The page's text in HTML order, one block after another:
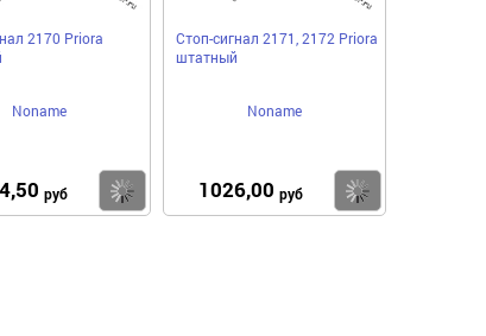
2170 Priora
Noname
руб Купить
Стоп-сигнал 2171, 2172 Priora
штатный
Noname
1026,00 руб